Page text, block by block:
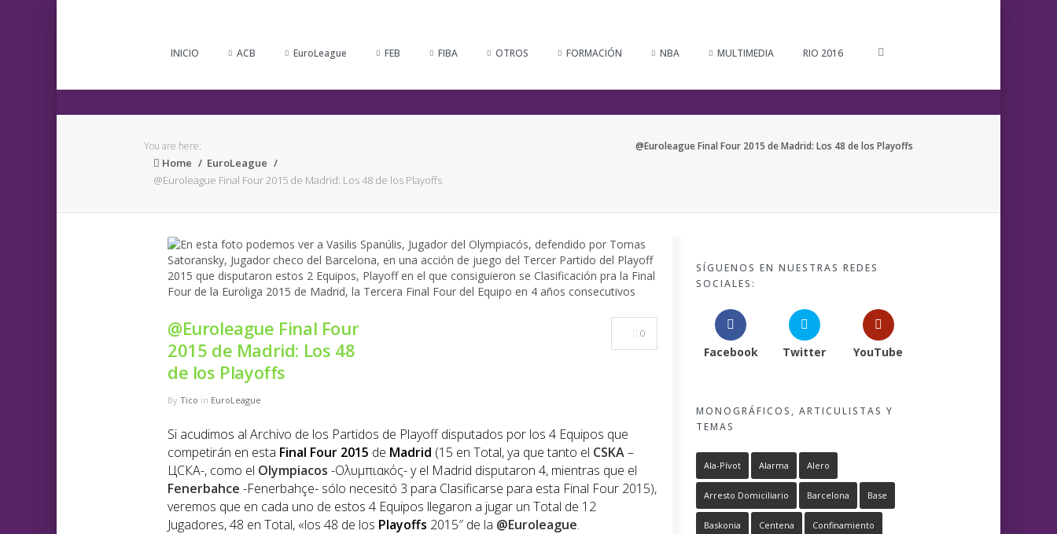
INICIO ACB EuroLeague FEB FIBA OTROS FORMACIÓN NBA MULTIMEDIA RIO 2016
You are here:
Home
EuroLeague
@Euroleague Final Four 2015 de Madrid: Los 48 de los Playoffs
@Euroleague Final Four 2015 de Madrid: Los 48 de los Playoffs
@Euroleague Final Four
2015 de Madrid: Los 48
de los Playoffs
By Tico in EuroLeague
0
Si acudimos al Archivo de los Partidos de Playoff disputados por los 4 Equipos que
competirán en esta Final Four 2015 de Madrid (15 en Total, ya que tanto el CSKA–
ЦСКА-, como el Olympiacos -Ολυμπιακός- y el Madrid disputaron 4, mientras que el
Fenerbahce -Fenerbahçe- sólo necesitó 3 para Clasificarse para esta Final Four 2015),
veremos que en cada uno de estos 4 Equipos llegaron a jugar un Total de 12
Jugadores, 48 en Total, «los 48 de los Playoffs 2015″ de la @Euroleague.
SÍGUENOS EN NUESTRAS REDES
SOCIALES:
Facebook Twitter YouTube
MONOGRÁFICOS, ARTICULISTAS Y
TEMAS
Ala-Pívot Alarma Alero
Arresto Domiciliario Barcelona Base
Baskonia Centena Confinamiento